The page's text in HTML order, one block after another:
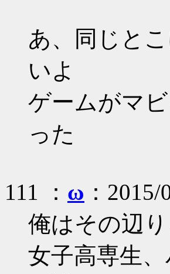
あ、同じと
いよ
ゲームがマ
った
111 ： ω ：
俺はその辺
女子高専生